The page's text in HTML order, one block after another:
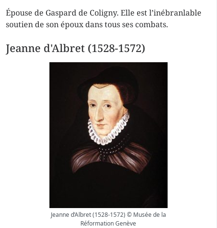
Épouse de Gaspard de Coligny. Elle est l’inébranlable
soutien de son époux dans tous ses combats.
Jeanne d'Albret (1528-1572)
Jeanne d’Albret (1528-1572) © Musée de la
Réformation Genève